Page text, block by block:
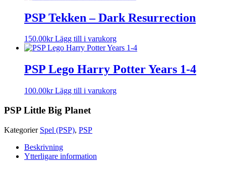
PSP Tekken – Dark Resurrection
150.00kr Lägg till i varukorg
PSP Lego Harry Potter Years 1-4
100.00kr Lägg till i varukorg
PSP Little Big Planet
Kategorier Spel (PSP), PSP
Beskrivning
Ytterligare information